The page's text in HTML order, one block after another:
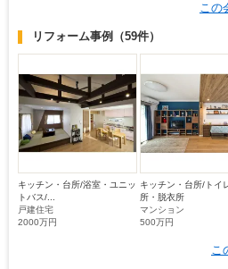
この
リフォーム事例 （59件）
キッチン・台所/浴室・ユニッ
トバス/...
戸建住宅
2000万円
キッチン・台所/トイ
所・脱衣所
マンション
500万円
こ